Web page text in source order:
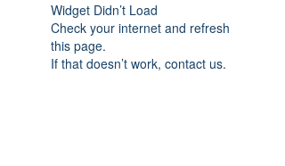
Widget Didn’t Load
Check your internet and refresh
this page.
If that doesn’t work, contact us.